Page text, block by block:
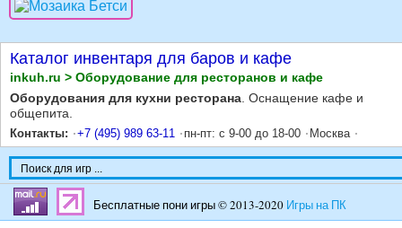
Каталог инвентаря для баров и кафе
inkuh.ru > Оборудование для ресторанов и кафе
Оборудования для кухни ресторана . Оснащение кафе и
общепита.
Контакты: +7 (495) 989 63-11 пн-пт: с 9-00 до 18-00 Москва
Бесплатные пони игры © 2013-2020 Игры на ПК